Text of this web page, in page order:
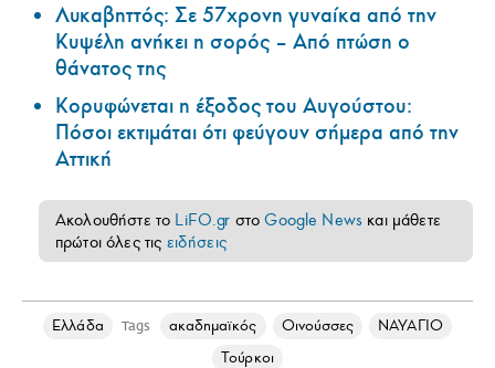
Λυκαβηττός: Σε 57χρονη γυναίκα από την
Κυψέλη ανήκει η σορός – Από πτώση ο
θάνατος της
Κορυφώνεται η έξοδος του Αυγούστου:
Πόσοι εκτιμάται ότι φεύγουν σήμερα από την
Αττική
Ακολουθήστε το LiFO.gr στοGoogle News και μάθετε
πρώτοι όλες τις ειδήσεις
Ελλάδα Tags ακαδημαϊκός Οινούσσες
ΝΑΥΑΓΙΟ
Τούρκοι